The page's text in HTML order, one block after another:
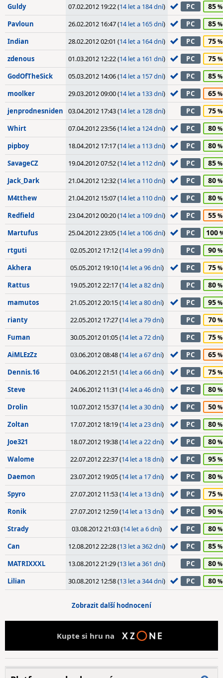
Guldy 07.02.2012 19:22 (14 let a 184 dní) PC 85
Pavloun 26.02.2012 16:47 (14 let a 165 dní) PC 85
Indian 28.02.2012 02:01 (14 let a 164 dní) PC 75
zdenous 01.03.2012 12:22 (14 let a 161 dní) PC 75
GodOfTheSick 05.03.2012 14:06 (14 let a 157 dní) PC 85
moolker 29.03.2012 09:00 (14 let a 133 dní) PC 65
jenprodnesniden 03.04.2012 17:43 (14 let a 128 dní) PC 75
Whirt 07.04.2012 23:56 (14 let a 124 dní) PC 80
pipboy 18.04.2012 17:17 (14 let a 113 dní) PC 80
SavageCZ 19.04.2012 07:52 (14 let a 112 dní) PC 85
Jack_Dark 21.04.2012 12:32 (14 let a 110 dní) PC 80
M4tthew 21.04.2012 15:07 (14 let a 110 dní) PC 80
Redfield 23.04.2012 00:20 (14 let a 109 dní) PC 55
Martufus 25.04.2012 23:05 (14 let a 106 dní) PC 100
rtguti 02.05.2012 17:12 (14 let a 99 dní) PC 90
Akhera 05.05.2012 19:10 (14 let a 96 dní) PC 75
Rattus 19.05.2012 22:17 (14 let a 82 dní) PC 80
mamutos 21.05.2012 20:15 (14 let a 80 dní) PC 95
rianty 22.05.2012 17:27 (14 let a 79 dní) PC 70
Fuman 30.05.2012 01:05 (14 let a 72 dní) PC 75
AiMLEzZz 03.06.2012 08:48 (14 let a 67 dní) PC 65
Dennis.16 04.06.2012 21:51 (14 let a 66 dní) PC 75
Steve 24.06.2012 11:31 (14 let a 46 dní) PC 80
Drolin 10.07.2012 15:37 (14 let a 30 dní) PC 50
Zoltan 17.07.2012 18:19 (14 let a 23 dní) PC 80
Joe321 18.07.2012 19:38 (14 let a 22 dní) PC 80
Walome 22.07.2012 22:37 (14 let a 18 dní) PC 95
Daemon 23.07.2012 19:05 (14 let a 17 dní) PC 80
Spyro 27.07.2012 11:53 (14 let a 13 dní) PC 75
Ronik 27.07.2012 12:59 (14 let a 13 dní) PC 90
Strady 03.08.2012 21:03 (14 let a 6 dní) PC 80
Can 12.08.2012 22:28 (13 let a 362 dní) PC 85
MATRIXXXL 13.08.2012 21:29 (13 let a 361 dní) PC 80
Lilian 30.08.2012 12:58 (13 let a 344 dní) PC 80
Zobrazit další hodnocení
Kupte si hru na